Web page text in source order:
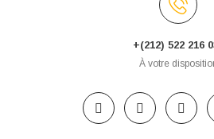
+(212) 522 216
À votre